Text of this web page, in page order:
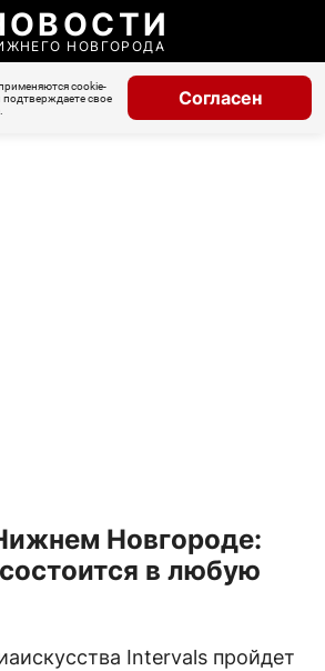
НОВГОРОДА
cookie-
подтверждаете свое
Согласен
Новгороде:
в любую
Intervals пройдет